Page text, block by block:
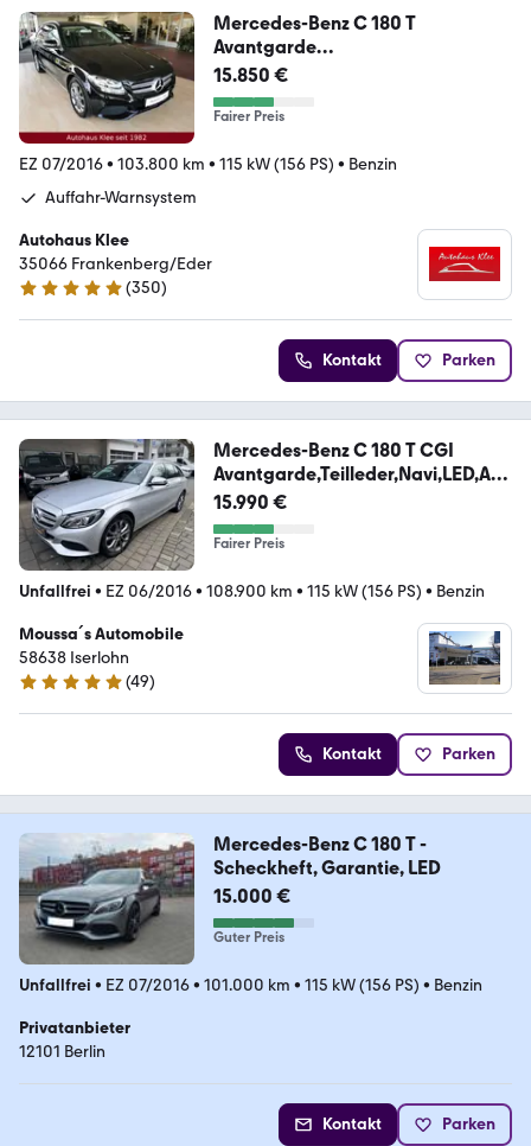
Mercedes-Benz C 180 T
Avantgarde
*Navi*Tempo*Shzg*2.Hd*
15.850 €
Fairer Preis
EZ 07/2016• 103.800 km • 115 kW (156 PS) • Benzin
Auffahr-Warnsystem
Autohaus Klee
35066 Frankenberg/Eder
4.9 Sterne
(350)
Kontakt Parken
Mercedes-Benz C 180 T CGI
Avantgarde,Teilleder,Navi,LED,AH
K
15.990 €
Fairer Preis
Unfallfrei • EZ 06/2016• 108.900 km • 115 kW (156 PS) • Benzin
Moussa´s Automobile
58638 Iserlohn
4.9 Sterne
(49)
Kontakt Parken
Mercedes-Benz C 180 T -
Scheckheft, Garantie, LED
15.000 €
Guter Preis
Unfallfrei • EZ 07/2016• 101.000 km • 115 kW (156 PS) • Benzin
Privatanbieter
12101 Berlin
Kontakt Parken